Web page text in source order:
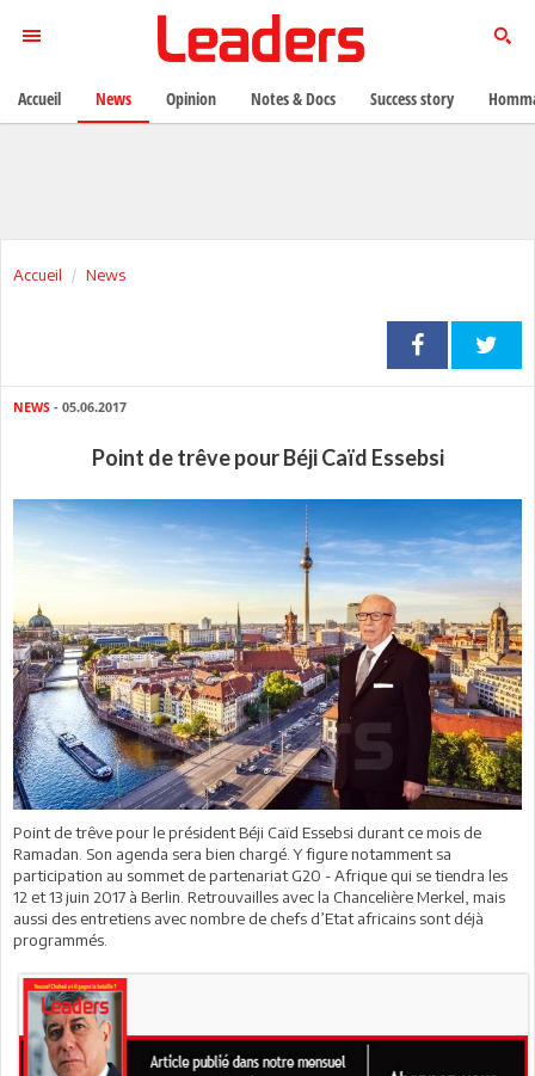
Accueil News
NEWS - 05.06.2017
Point de trêve pour Béji Caïd Essebsi
Point de trêve pour le président Béji Caïd Essebsi durant ce mois de
Ramadan. Son agenda sera bien chargé. Y figure notamment sa
participation au sommet de partenariat G20 - Afrique qui se tiendra les
12 et 13 juin 2017 à Berlin. Retrouvailles avec la Chancelière Merkel, mais
aussi des entretiens avec nombre de chefs d’Etat africains sont déjà
programmés.
Accueil News Opinion Notes & Docs Success story